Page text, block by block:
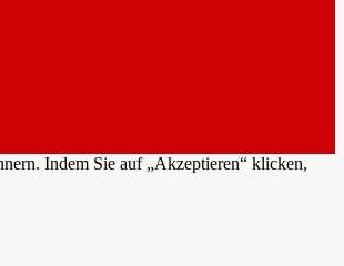
Indem Sie auf „Akzeptieren“ klicken,